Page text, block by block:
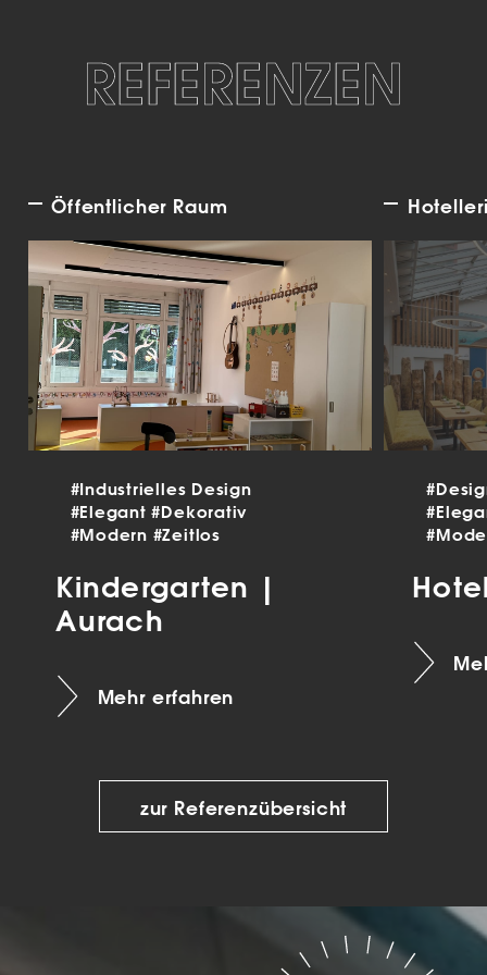
REFERENZEN
Öffentlicher Raum
#Industrielles Design
#Elegant#Dekorativ
#Modern #Zeitlos
Kindergarten |
Aurach
Mehr erfahren
zur Referenzübersicht